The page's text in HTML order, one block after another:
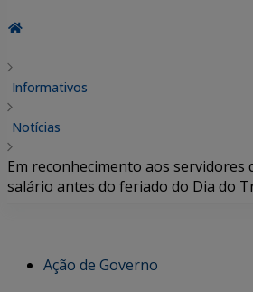
Informativos
Notícias
Em reconhecimento aos servidores
salário antes do feriado do Dia do
Ação de Governo